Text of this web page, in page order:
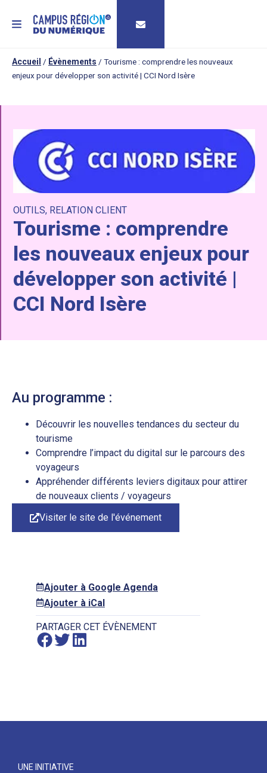
MENU
Accueil / Évènements / Tourisme : comprendre les nouveaux
enjeux pour développer son activité | CCI Nord Isère
OUTILS, RELATION CLIENT
Tourisme : comprendre
les nouveaux enjeux pour
développer son activité |
CCI Nord Isère
Au programme :
Découvrir les nouvelles tendances du secteur du
tourisme
Comprendre l’impact du digital sur le parcours des
voyageurs
Appréhender différents leviers digitaux pour attirer
de nouveaux clients / voyageurs
Visiter le site de l'événement
Ajouter à Google Agenda
Ajouter à iCal
PARTAGER CET ÉVÈNEMENT
UNE INITIATIVE